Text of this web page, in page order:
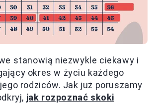
stanowią niezwykle ciekawy i
okres w życiu każdego
rodziców. Jak już poruszamy
jak rozpoznać skoki